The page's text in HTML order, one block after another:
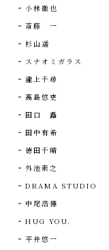
小林徹也
斎藤 一
杉山遥
スナオミガラス
瀧上千尋
高島悠吏
田口 矗
田中有希
徳田千晴
外池素之
DRAMA STUDIO
中尾浩揮
HUG YOU.
平井悠一